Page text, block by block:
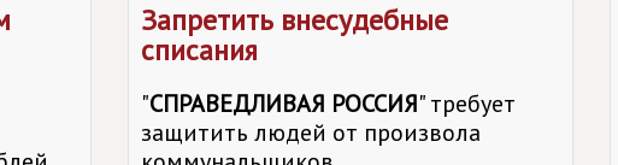
Запретить внесудебные
списания
"СПРАВЕДЛИВАЯ РОССИЯ" требует
защитить людей от произвола